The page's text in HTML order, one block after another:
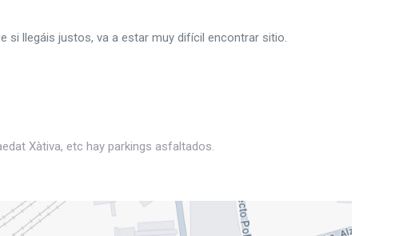
si llegáis justos, va a estar muy difícil encontrar sitio.
Xàtiva, etc hay parkings asfaltados.